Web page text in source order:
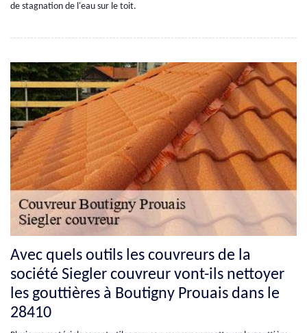
de stagnation de l'eau sur le toit.
Avec quels outils les couvreurs de la
société Siegler couvreur vont-ils nettoyer
les gouttières à Boutigny Prouais dans le
28410